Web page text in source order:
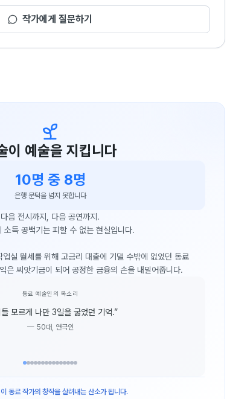
작가에게 질문하기
이 예술을 지킵니다
10명 중 8명
은행 문턱을 넘지 못합니다
다음 전시까지, 다음 공연까지.
소득 공백기는 피할 수 없는 현실입니다.
실 월세를 위해 고금리 대출에 기댈 수밖에 없었던 동료
은 씨앗기금이 되어 공정한 금융의 손을 내밀어줍니다.
동료 예술인의 목소리
들 모르게 나만 3일을 굶었던 기억.”
— 50대, 연극인
동료 작가의 창작을 살려내는 산소가 됩니다.